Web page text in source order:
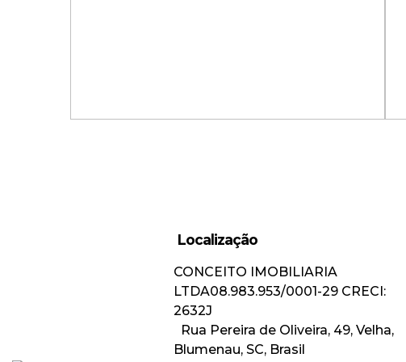
Apartamento Mobiliado com 2
Suítes na Ponta Aguda!
R$1.100.000,00
Valor de Venda
Localização
CONCEITO IMOBILIARIA
LTDA08.983.953/0001-29 CRECI:
2632J
Rua Pereira de Oliveira, 49, Velha,
Blumenau, SC, Brasil